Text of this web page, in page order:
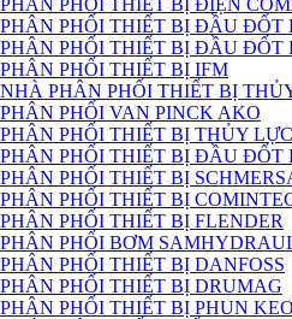
PHÂN PHỐI THIẾT BỊ ĐIỆN
PHÂN PHỐI THIẾT BỊ ĐẦU ĐỐT
PHÂN PHỐI THIẾT BỊ ĐẦU ĐỐT
PHÂN PHỐI THIẾT BỊ IFM
NHÀ PHÂN PHỐI THIẾT BỊ
PHÂN PHỐI VAN PINCK AKO
PHÂN PHỐI THIẾT BỊ THỦY
PHÂN PHỐI THIẾT BỊ ĐẦU ĐỐT
PHÂN PHỐI THIẾT BỊ
PHÂN PHỐI THIẾT BỊ
PHÂN PHỐI THIẾT BỊ FLENDER
PHÂN PHỐI BƠM
PHÂN PHỐI THIẾT BỊ DANFOSS
PHÂN PHỐI THIẾT BỊ DRUMAG
PHÂN PHỐI THIẾT BỊ PHUN